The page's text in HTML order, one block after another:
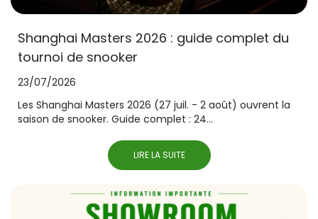
Shanghai Masters 2026 : guide complet du
tournoi de snooker
23/07/2026
Les Shanghai Masters 2026 (27 juil. - 2 août) ouvrent la
saison de snooker. Guide complet : 24...
LIRE LA SUITE